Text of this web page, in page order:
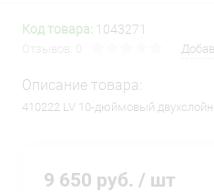
Код товара: 1043271
Описание товара:
410222 LV 10-дюймовый
9 650 руб. / шт